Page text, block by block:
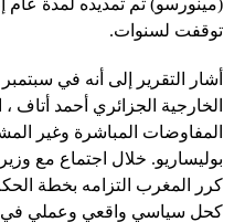
توقفت لسنوات.
أشار التقرير إلى أنه في
الخارجية الجزائري أحمد
المفاوضات المباشرة وغير
بوليساريو. خلال اجتماع مع
كحل سياسي واقعي وعملي في